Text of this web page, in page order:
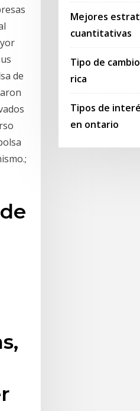
de
Mejores
cuantitativas
Tipo de
rica
Tipos de
en ontario